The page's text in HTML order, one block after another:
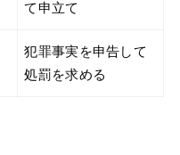
て申立て
犯罪事実を申告して
処罰を求める